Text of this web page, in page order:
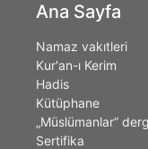
Ana Sayfa
Namaz vakıtleri
Kur'an-ı Kerim
Hadis
Kütüphane
„Müslümanlar”
Sertifika